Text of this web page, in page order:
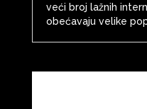
veći broj lažnih
obećavaju velike